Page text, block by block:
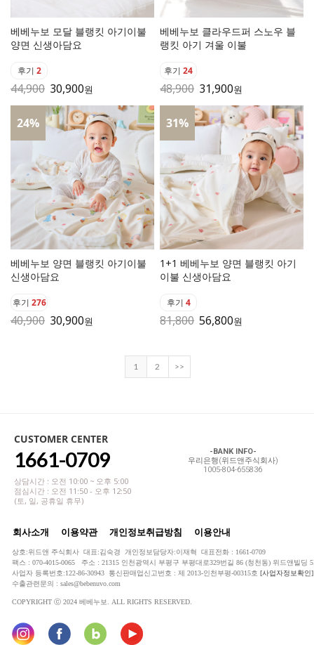
베베누보 모달 블랭킷 아기이불
양면 신생아담요
후기 2
44,900 30,900원
베베누보 클라우드퍼 스노우 블
랭킷 아기 겨울 이불
후기24
48,900 31,900원
24%
베베누보 양면 블랭킷 아기이불
신생아담요
후기 276
40,900 30,900원
31%
1+1 베베누보 양면 블랭킷 아기
이불 신생아담요
후기 4
81,800 56,800원
1 2 >>
CUSTOMER CENTER
1661-0709
상담시간 : 오전 10:00 ~ 오후 5:00
점심시간 : 오전 11:50 - 오후 12:50
(토, 일, 공휴일 휴무)
-BANK INFO-
우리은행(위드앤주식회사)
1005-804-655836
회사소개 이용약관 개인정보취급방침 이용안내
상호:위드앤 주식회사 대표:김숙경 개인정보담당자:이재혁 대표전화 : 1661-0709
팩스 : 070-4015-0065 주소 : 21315 인천광역시 부평구 부평대로329번길 86 (청천동) 위드앤빌딩
사업자 등록번호:122-86-30943 통신판매업신고번호 : 제 2013-인천부평-00315호 [사업자정보확인]
수출관련문의 : sales@bebenuvo.com
COPYRIGHT ⓒ 2024 베베누보. ALL RIGHTS RESERVED.